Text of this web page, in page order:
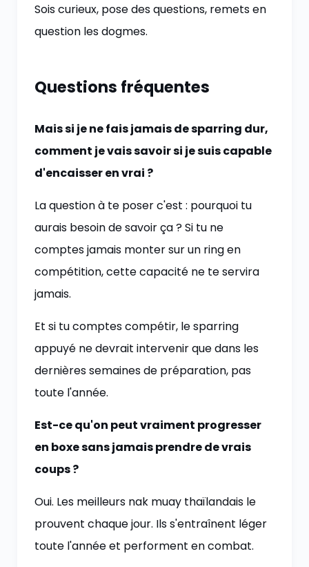
Sois curieux, pose des questions, remets en
question les dogmes.
Questions fréquentes
Mais si je ne fais jamais de sparring dur,
comment je vais savoir si je suis capable
d'encaisser en vrai ?
La question à te poser c'est : pourquoi tu
aurais besoin de savoir ça ? Si tu ne
comptes jamais monter sur un ring en
compétition, cette capacité ne te servira
jamais.
Et si tu comptes compétir, le sparring
appuyé ne devrait intervenir que dans les
dernières semaines de préparation, pas
toute l'année.
Est-ce qu'on peut vraiment progresser
en boxe sans jamais prendre de vrais
coups ?
Oui. Les meilleurs nak muay thaïlandais le
prouvent chaque jour. Ils s'entraînent léger
toute l'année et performent en combat.